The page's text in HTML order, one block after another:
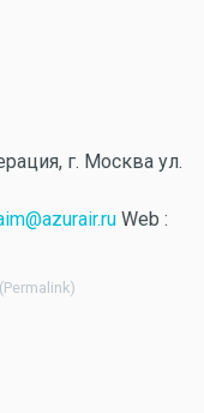
г. Москва ул.
Web :